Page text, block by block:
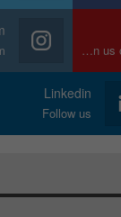
Join us on Youtube
Linkedin
Follow us